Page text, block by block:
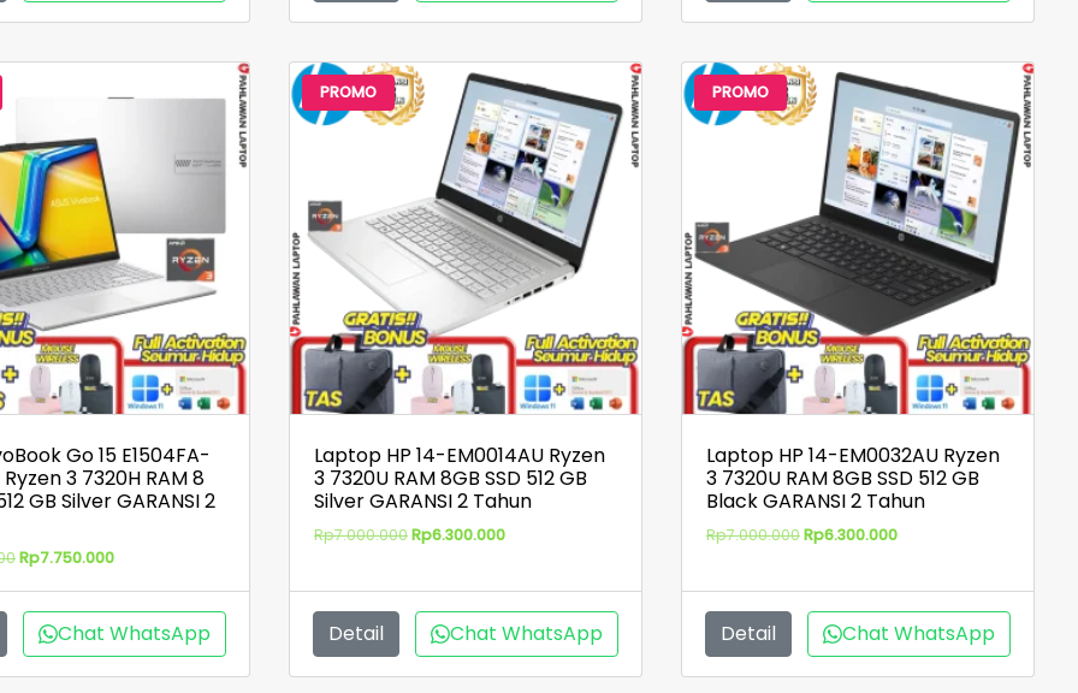
Go 15 E1504FA-
Ryzen 3 7320H RAM 8
GB Silver GARANSI 2
Harga
Rp8.200.000.
Rp7.750.000Harga
adalah:
Rp7.750.000.
Chat WhatsApp
PROMO
Laptop HP 14-EM0014AU Ryzen
3 7320U RAM 8GB SSD 512 GB
Silver GARANSI 2 Tahun
Rp7.000.000Harga
Rp7.000.000.
Rp6.300.000Harga
adalah:
Detail Chat WhatsApp
PROMO
Laptop HP 14-EM0032AU Ryzen
3 7320U RAM 8GB SSD 512 GB
Black GARANSI 2 Tahun
Rp7.000.000Harga
Rp7.000.000.
Rp6.300.000Harga
adalah:
Detail Chat WhatsApp